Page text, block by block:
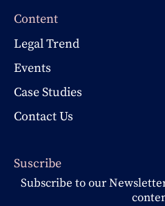
Content
Legal Trend
Events
Case Studies
Contact Us
Suscribe
Subscribe to our